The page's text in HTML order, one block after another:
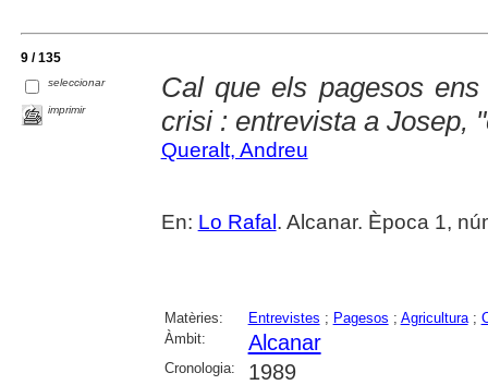
9 / 135
seleccionar
imprimir
Cal que els pagesos
crisi : entrevista a Josep,
Queralt, Andreu
En: Lo Rafal . Alcanar. Època 1,
Matèries: Entrevistes ; Pagesos ; Agricultura;
Àmbit:
Alcanar
Cronologia: 1989